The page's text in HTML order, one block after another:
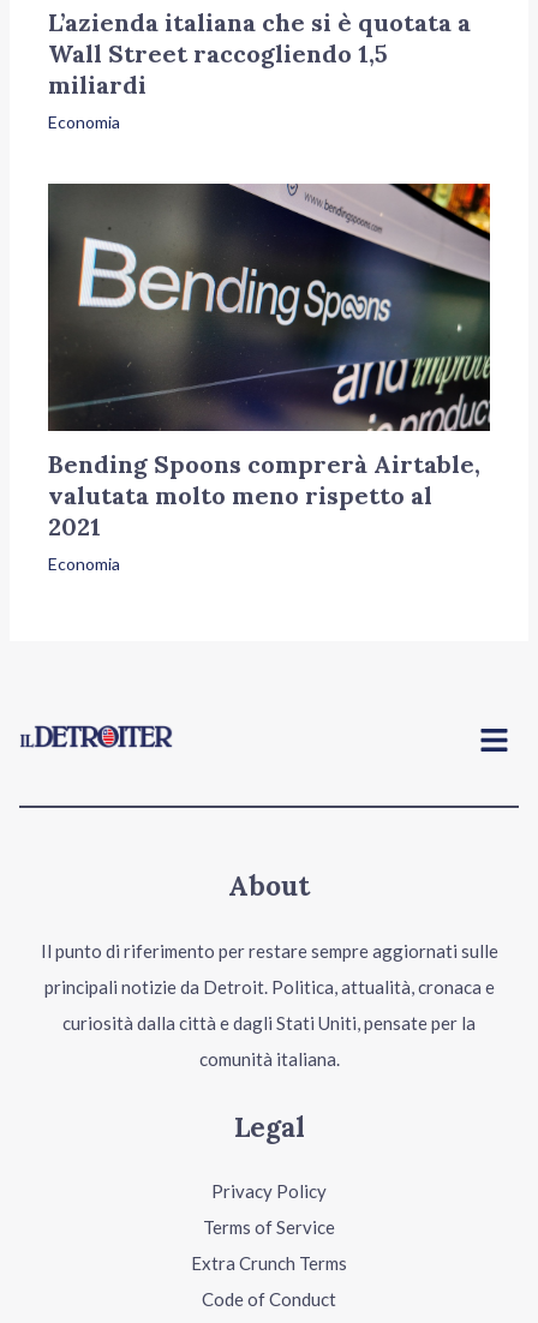
L’azienda italiana che si è quotata a
Wall Street raccogliendo 1,5
miliardi
Economia
Bending Spoons comprerà Airtable,
valutata molto meno rispetto al
2021
Economia
Menu
About
Il punto di riferimento per restare sempre aggiornati sulle
principali notizie da Detroit. Politica, attualità, cronaca e
curiosità dalla città e dagli Stati Uniti, pensate per la
comunità italiana.
Legal
Privacy Policy
Terms of Service
Extra Crunch Terms
Code of Conduct